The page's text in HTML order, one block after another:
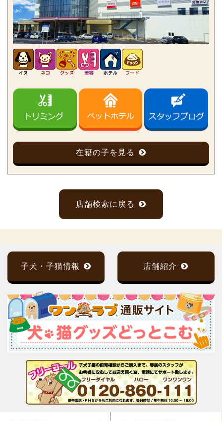
在籍の子を見る
店舗検索に戻る
子犬・子猫情報 店舗紹介